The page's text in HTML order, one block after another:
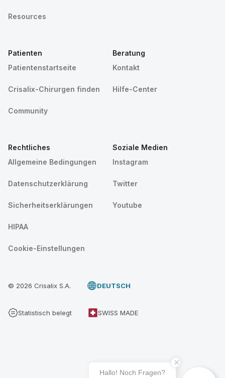
Resources
Patienten
Patientenstartseite
Crisalix-Chirurgen finden
Community
Beratung
Kontakt
Hilfe-Center
Rechtliches
Allgemeine Bedingungen
Datenschutzerklärung
Sicherheitserklärungen
HIPAA
Cookie-Einstellungen
Soziale Medien
Instagram
Twitter
Youtube
© 2026 Crisalix S.A. DEUTSCH
Statistisch belegt SWISS MADE
Hallo! Noch Fragen?